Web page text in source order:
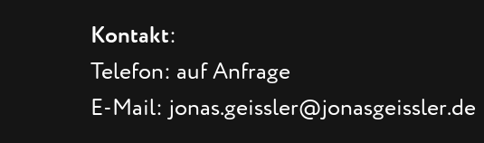
Kontakt:
Telefon: auf Anfrage
E-Mail: jonas.geissler@jonasgeissler.de